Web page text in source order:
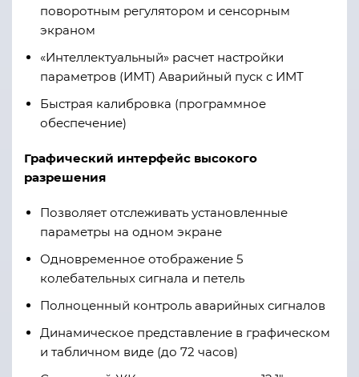
поворотным регулятором и сенсорным
экраном
«Интеллектуальный» расчет настройки
параметров (ИМТ) Аварийный пуск с ИМТ
Быстрая калибровка (программное
обеспечение)
Графический интерфейс высокого
разрешения
Позволяет отслеживать установленные
параметры на одном экране
Одновременное отображение 5
колебательных сигнала и петель
Полноценный контроль аварийных сигналов
Динамическое представление в графическом
и табличном виде (до 72 часов)